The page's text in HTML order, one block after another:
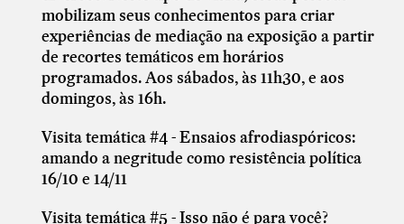
mobilizam seus conhecimentos para criar
experiências de mediação na exposição a partir
de recortes temáticos em horários
programados. Aos sábados, às 11h30, e aos
domingos, às 16h.
Visita temática #4 - Ensaios afrodiaspóricos:
amando a negritude como resistência política
16/10 e 14/11
Visita temática #5 -Isso não é para você?